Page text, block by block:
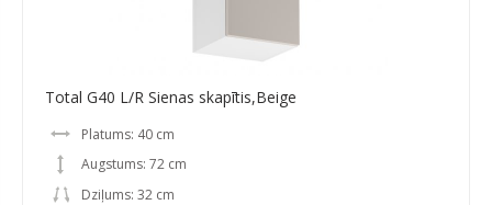
Total G40 L/R Sienas skapītis,Beige
Platums: 40 cm
Augstums: 72 cm
Dziļums: 32 cm